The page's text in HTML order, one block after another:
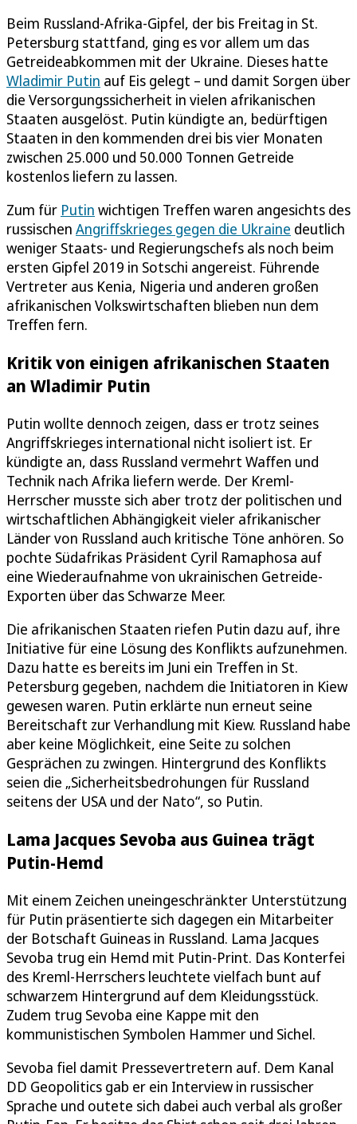
Beim Russland-Afrika-Gipfel, der bis Freitag in St.
Petersburg stattfand, ging es vor allem um das
Getreideabkommen mit der Ukraine. Dieses hatte
Wladimir Putin auf Eis gelegt – und damit Sorgen über
die Versorgungssicherheit in vielen afrikanischen
Staaten ausgelöst. Putin kündigte an, bedürftigen
Staaten in den kommenden drei bis vier Monaten
zwischen 25.000 und 50.000 Tonnen Getreide
kostenlos liefern zu lassen.
Zum für Putin wichtigen Treffen waren angesichts des
russischen Angriffskrieges gegen die Ukraine deutlich
weniger Staats- und Regierungschefs als noch beim
ersten Gipfel 2019 in Sotschi angereist. Führende
Vertreter aus Kenia, Nigeria und anderen großen
afrikanischen Volkswirtschaften blieben nun dem
Treffen fern.
Kritik von einigen afrikanischen Staaten
an Wladimir Putin
Putin wollte dennoch zeigen, dass er trotz seines
Angriffskrieges international nicht isoliert ist. Er
kündigte an, dass Russland vermehrt Waffen und
Technik nach Afrika liefern werde. Der Kreml-
Herrscher musste sich aber trotz der politischen und
wirtschaftlichen Abhängigkeit vieler afrikanischer
Länder von Russland auch kritische Töne anhören. So
pochte Südafrikas Präsident Cyril Ramaphosa auf
eine Wiederaufnahme von ukrainischen Getreide-
Exporten über das Schwarze Meer.
Die afrikanischen Staaten riefen Putin dazu auf, ihre
Initiative für eine Lösung des Konflikts aufzunehmen.
Dazu hatte es bereits im Juni ein Treffen in St.
Petersburg gegeben, nachdem die Initiatoren in Kiew
gewesen waren. Putin erklärte nun erneut seine
Bereitschaft zur Verhandlung mit Kiew. Russland habe
aber keine Möglichkeit, eine Seite zu solchen
Gesprächen zu zwingen. Hintergrund des Konflikts
seien die „Sicherheitsbedrohungen für Russland
seitens der USA und der Nato“, so Putin.
Lama Jacques Sevoba aus Guinea trägt
Putin-Hemd
Mit einem Zeichen uneingeschränkter Unterstützung
für Putin präsentierte sich dagegen ein Mitarbeiter
der Botschaft Guineas in Russland. Lama Jacques
Sevoba trug ein Hemd mit Putin-Print. Das Konterfei
des Kreml-Herrschers leuchtete vielfach bunt auf
schwarzem Hintergrund auf dem Kleidungsstück.
Zudem trug Sevoba eine Kappe mit den
kommunistischen Symbolen Hammer und Sichel.
Sevoba fiel damit Pressevertretern auf. Dem Kanal
DD Geopolitics gab er ein Interview in russischer
Sprache und outete sich dabei auch verbal als großer